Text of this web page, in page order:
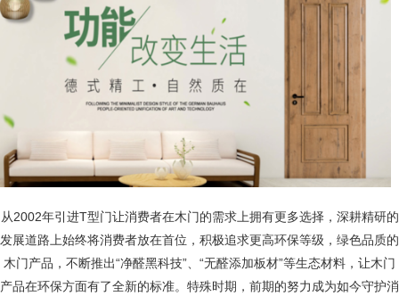
从2002年引进T型门让消费者在木门的需求上拥有更多选择，深耕精研的
发展道路上始终将消费者放在首位，积极追求更高环保等级，绿色品质的
木门产品，不断推出“净醛黑科技”、“无醛添加板材”等生态材料，让木门
产品在环保方面有了全新的标准。特殊时期，前期的努力成为如今守护消